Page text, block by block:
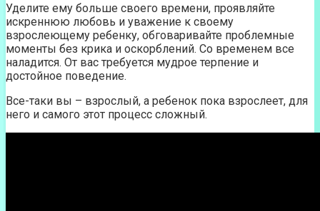
Уделите ему больше своего времени, проявляйте
искреннюю любовь и уважение к своему
взрослеющему ребенку, обговаривайте проблемные
моменты без крика и оскорблений. Со временем все
наладится. От вас требуется мудрое терпение и
достойное поведение.
Все-таки вы – взрослый, а ребенок пока взрослеет, для
него и самого этот процесс сложный.